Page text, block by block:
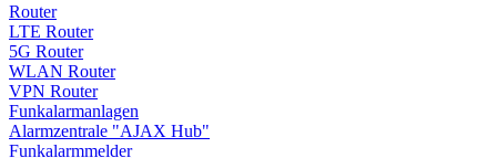
Router
LTE Router
5G Router
WLAN Router
VPN Router
Funkalarmanlagen
Alarmzentrale "AJAX Hub"
Funkalarmmelder